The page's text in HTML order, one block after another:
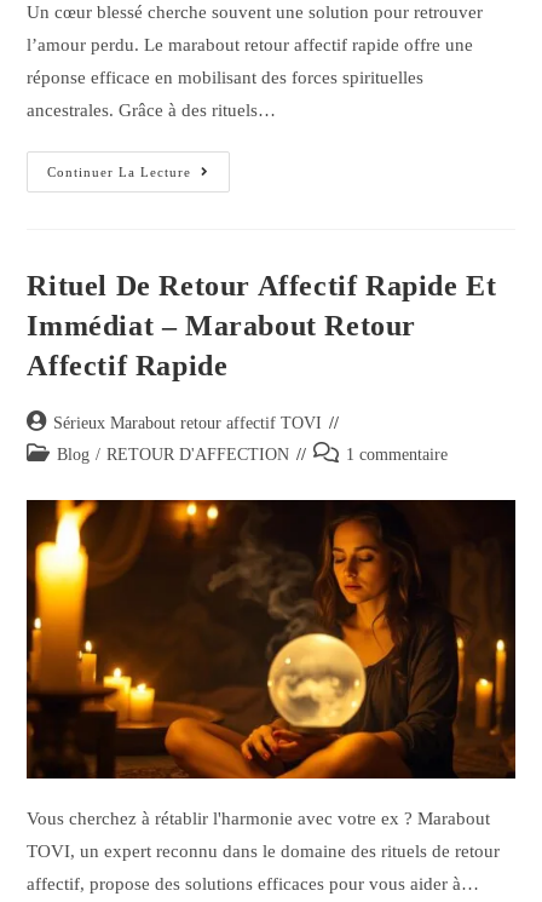
Un cœur blessé cherche souvent une solution pour retrouver
l’amour perdu. Le marabout retour affectif rapide offre une
réponse efficace en mobilisant des forces spirituelles
ancestrales. Grâce à des rituels…
Continuer La Lecture
Rituel De Retour Affectif Rapide Et
Immédiat – Marabout Retour
Affectif Rapide
Sérieux Marabout retour affectif TOVI
Blog / RETOUR D'AFFECTION 1 commentaire
Vous cherchez à rétablir l'harmonie avec votre ex ? Marabout
TOVI, un expert reconnu dans le domaine des rituels de retour
affectif, propose des solutions efficaces pour vous aider à…